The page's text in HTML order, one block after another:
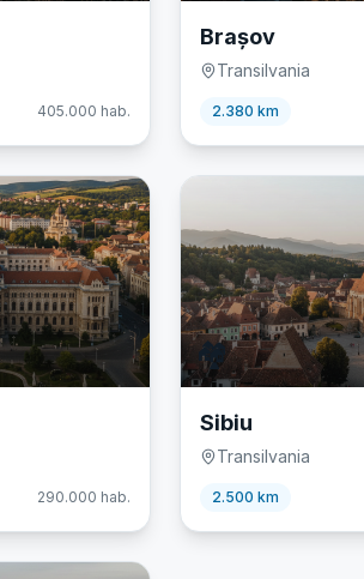
405.000 hab.
Brașov
Transilvania
2.380 km
290.000 hab.
🏘️
Sibiu
Transilvania
2.500 km